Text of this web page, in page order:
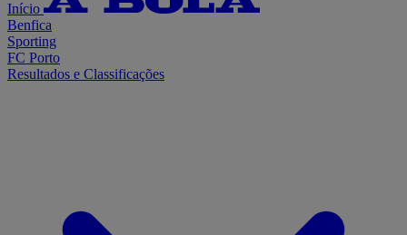
Início
Benfica
Sporting
FC Porto
Resultados e Classificações